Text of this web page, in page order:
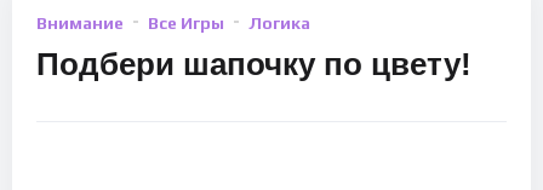
Внимание Все Игры Логика
Подбери шапочку по цвету!